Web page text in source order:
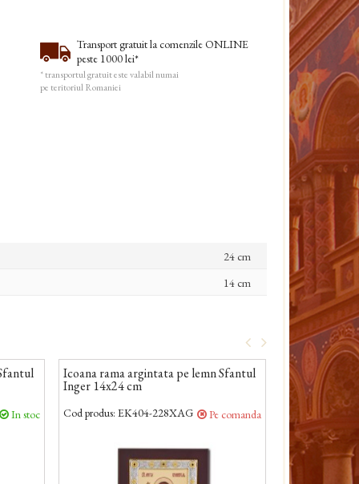
Transport gratuit la comenzile ONLINE
peste 1000 lei*
* transportul gratuit este valabil numai
pe teritoriul Romaniei
24 cm
14 cm
In stoc
Icoana rama argintata pe lemn Sfantul
Inger 14x24 cm
Cod produs: EK404-228XAG Pe comanda
Icoana rama
Serafim
Cod produs: